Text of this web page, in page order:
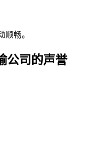
顺畅。
公司的声誉